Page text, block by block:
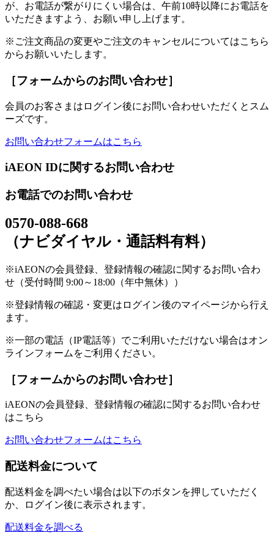
が、お電話が繋がりにくい場合は、午前10時以降にお電話を
いただきますよう、お願い申し上げます。
※ご注文商品の変更やご注文のキャンセルについてはこちら
からお願いいたします。
［フォームからのお問い合わせ］
会員のお客さまはログイン後にお問い合わせいただくとスム
ーズです。
お問い合わせフォームはこちら
iAEON IDに関するお問い合わせ
お電話でのお問い合わせ
0570-088-668
（ナビダイヤル・通話料有料）
※iAEONの会員登録、登録情報の確認に関するお問い合わ
せ（受付時間 9:00～18:00（年中無休））
※登録情報の確認・変更はログイン後のマイページから行え
ます。
※一部の電話（IP電話等）でご利用いただけない場合はオン
ラインフォームをご利用ください。
［フォームからのお問い合わせ］
iAEONの会員登録、登録情報の確認に関するお問い合わせ
はこちら
お問い合わせフォームはこちら
配送料金について
配送料金を調べたい場合は以下のボタンを押していただく
か、ログイン後に表示されます。
配送料金を調べる